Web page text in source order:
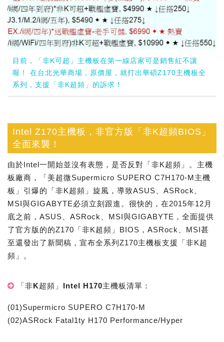
目前，「非K可超」主機板在第一線店家可是銷售紅不讓
喔！ 在台北光華商場，原價屋，就打出華碩Z170主機板全
系列，支援「非K超頻」的訴求！
Intel Z170主機板，非官方版「非K超頻BIOS」
全面來襲！
由於Intel一開始並沒有表態，是否反對「非K超頻」。主機
板廠商，「美超微Supermicro SUPERO C7H170-M主機
板」引爆的「非K超頻」旋風，導致ASUS、ASRock、
MSI與GIGABYTE必須立刻跟進。很快的，在2015年12月
底之前，ASUS、ASRock、MSI與GIGABYTE，全面提供
了官方版的的Z170「非K超頻」BIOS，ASRock、MSI甚
至還發出了新聞稿，宣布全系列Z170主機板支援「非K超
頻」。
「非K超頻」Intel H170主機板清單：
(01)Supermicro SUPERO C7H170-M
(02)ASRock Fatal1ty H170 Performance/Hyper